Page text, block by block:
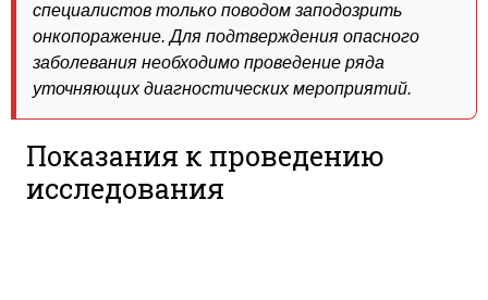
специалистов только поводом заподозрить
онкопоражение. Для подтверждения опасного
заболевания необходимо проведение ряда
уточняющих диагностических мероприятий.
Показания к проведению
исследования